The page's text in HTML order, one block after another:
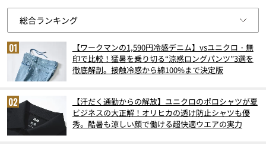
【ワークマンの1,590円冷感デニム】vsユニクロ・無
印で比較！猛暑を乗り切る“涼感ロングパンツ”3選を
徹底解剖。接触冷感から綿100%まで決定版
【汗だく通勤からの解放】ユニクロのポロシャツが夏
ビジネスの大正解！オリヒカの透け防止シャツも優
秀。酷暑も涼しい顔で働ける超快適ウエアの実力